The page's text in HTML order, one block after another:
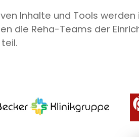
Inhalte und Tools werden
die Reha-Teams der